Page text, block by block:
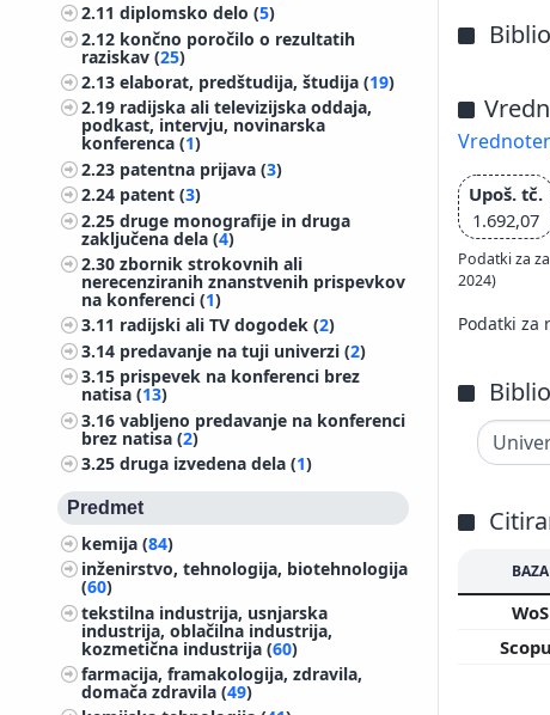
2.11diplomsko delo (5)
2.12 končno poročilo o rezultatih
raziskav (25)
2.13elaborat, predštudija, študija (19)
2.19 radijska ali televizijska oddaja,
podkast, intervju, novinarska
konferenca (1)
2.23 patentna prijava (3)
2.24 patent (3)
2.25druge monografije in druga
zaključena dela (4)
2.30zbornik strokovnih ali
nerecenziranih znanstvenih prispevkov
na konferenci (1)
3.11 radijski ali TV dogodek (2)
3.14 predavanje na tuji univerzi (2)
3.15 prispevek na konferenci brez
natisa (13)
3.16vabljeno predavanje na konferenci
brez natisa (2)
3.25druga izvedena dela (1)
Predmet
kemija (84)
inženirstvo, tehnologija, biotehnologija
(60)
tekstilna industrija, usnjarska
industrija, oblačilna industrija,
kozmetična industrija (60)
farmacija, framakologija, zdravila,
domača zdravila (49)
Upoš. tč.
1.692,07
Podatki za
2024)
Podatki za
BAZA
WoS